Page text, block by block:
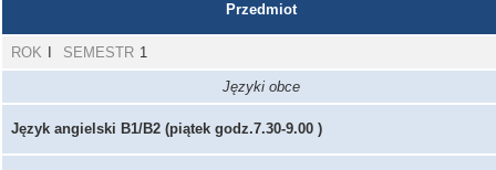
Przedmiot
ROK SEMESTR 1
Języki obce
Język angielski B1/B2 (piątek godz.7.30-9.00 )